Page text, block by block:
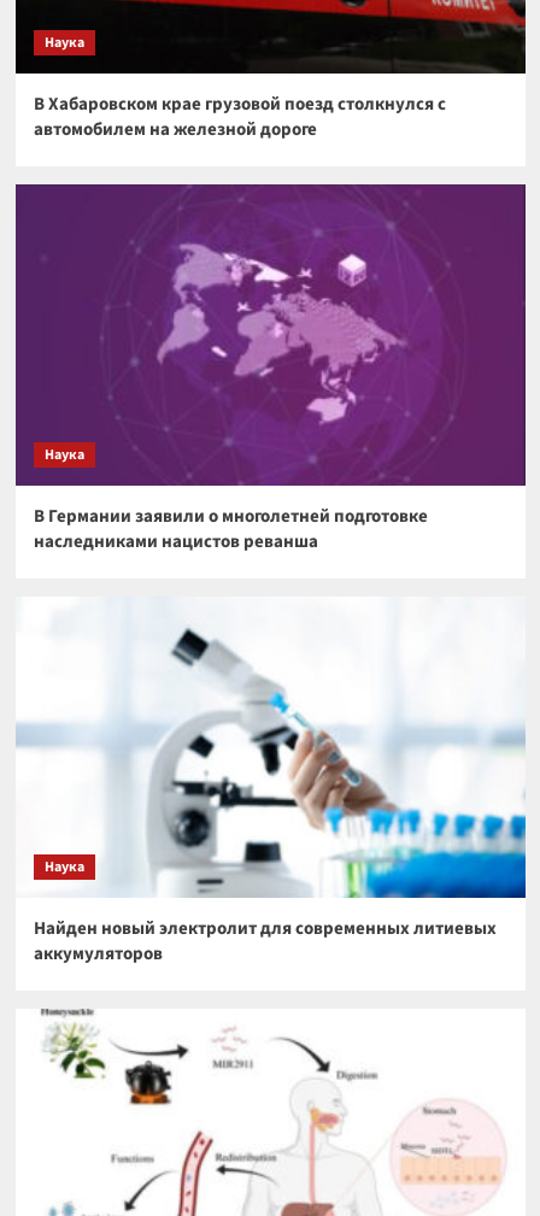
странную прямоугольную структуру
Загадочная аномалия на краю Солнечной
системы может указывать на существование
Космос
Космический гигант: почему Веста — самый
необычный астероид Солнечной системы
Наука
В Хабаровском крае грузовой поезд столкнулся с
автомобилем на железной дороге
Наука
В Германии заявили о многолетней подготовке
наследниками нацистов реванша
Наука
Найден новый электролит для современных литиевых
аккумуляторов